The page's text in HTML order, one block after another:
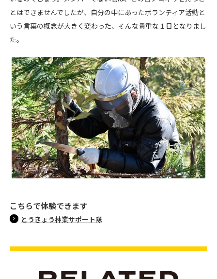
とはできませんでしたが、自分の中にあったボランティア活動と
いう言葉の概念が大きく変わった、そんな貴重な１日となりまし
た。
こちらで体験できます
とうきょう林業サポート隊